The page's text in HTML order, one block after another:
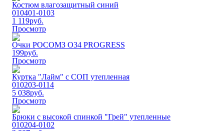
Костюм влагозащитный синий
010401-0103
1 119руб.
Просмотр
Очки РОСОМЗ О34 PROGRESS
199руб.
Просмотр
Куртка "Лайм" с СОП утепленная
010203-0114
5 038руб.
Просмотр
Брюки с высокой спинкой "Грей" утепленные
010204-0102